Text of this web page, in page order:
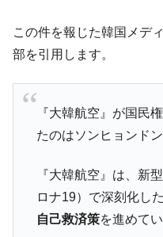
この件を報じた韓国メデ
部を引用します。
『大韓航空』が国民
たのはソンヒョンド
『大韓航空』は、新
ロナ19）で深刻化し
自己救済策を進めてい